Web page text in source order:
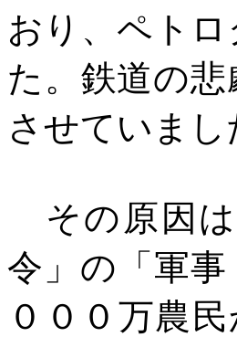
おり、ペト
た。鉄道の
させていまし
その原因は
令」の「軍
０００万農